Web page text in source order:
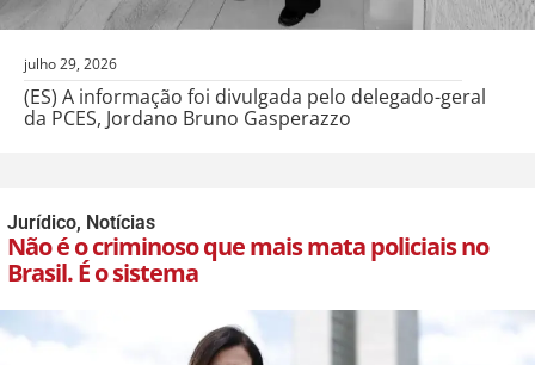
julho 29, 2026
(ES) A informação foi divulgada pelo delegado-geral
da PCES, Jordano Bruno Gasperazzo
Jurídico, Notícias
Não é o criminoso que mais mata policiais no
Brasil. É o sistema